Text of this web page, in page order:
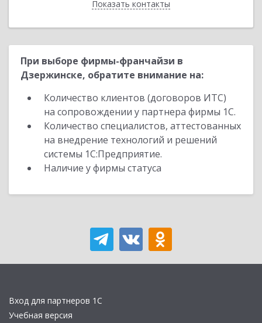
Показать контакты
Назад
При выборе фирмы-франчайзи в
Дзержинске, обратите внимание на:
Количество клиентов (договоров ИТС)
на сопровождении у партнера фирмы 1С.
Количество специалистов, аттестованных
на внедрение технологий и решений
системы 1С:Предприятие.
Наличие у фирмы статуса
Вход для партнеров 1С
Учебная версия